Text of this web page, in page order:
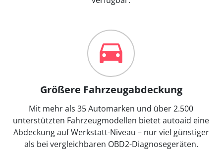
Größere Fahrzeugabdeckung
Mit mehr als 35 Automarken und über 2.500
unterstützten Fahrzeugmodellen bietet autoaid eine
Abdeckung auf Werkstatt-Niveau – nur viel günstiger
als bei vergleichbaren OBD2-Diagnosegeräten.